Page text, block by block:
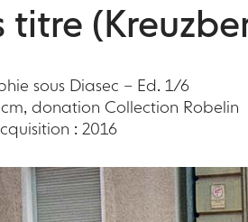
titre
sous Diasec – Ed. 1/6
donation Collection Robelin
: 2016